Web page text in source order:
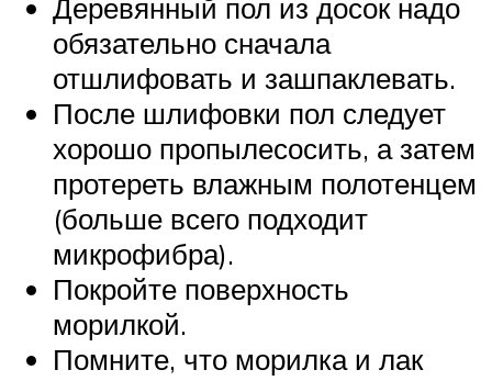
Деревянный пол из досок надо
обязательно сначала
отшлифовать и зашпаклевать.
После шлифовки пол следует
хорошо пропылесосить, а затем
протереть влажным полотенцем
(больше всего подходит
микрофибра).
Покройте поверхность
морилкой.
Помните, что морилка и лак